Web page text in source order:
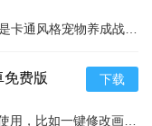
用各项功能，如日
效率。
追踪关键信息的变
免费版
下载